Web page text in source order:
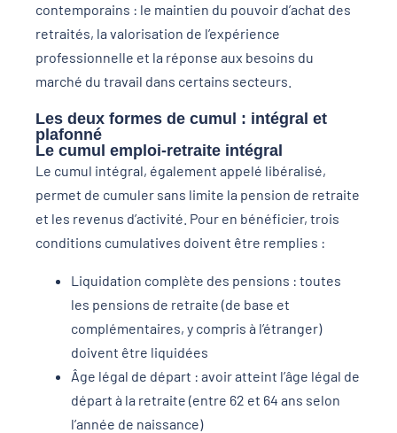
contemporains : le maintien du pouvoir d’achat des
retraités, la valorisation de l’expérience
professionnelle et la réponse aux besoins du
marché du travail dans certains secteurs.
Les deux formes de cumul : intégral et
plafonné
Le cumul emploi-retraite intégral
Le cumul intégral, également appelé libéralisé,
permet de cumuler sans limite la pension de retraite
et les revenus d’activité. Pour en bénéficier, trois
conditions cumulatives doivent être remplies :
Liquidation complète des pensions : toutes
les pensions de retraite (de base et
complémentaires, y compris à l’étranger)
doivent être liquidées
Âge légal de départ : avoir atteint l’âge légal de
départ à la retraite (entre 62 et 64 ans selon
l’année de naissance)